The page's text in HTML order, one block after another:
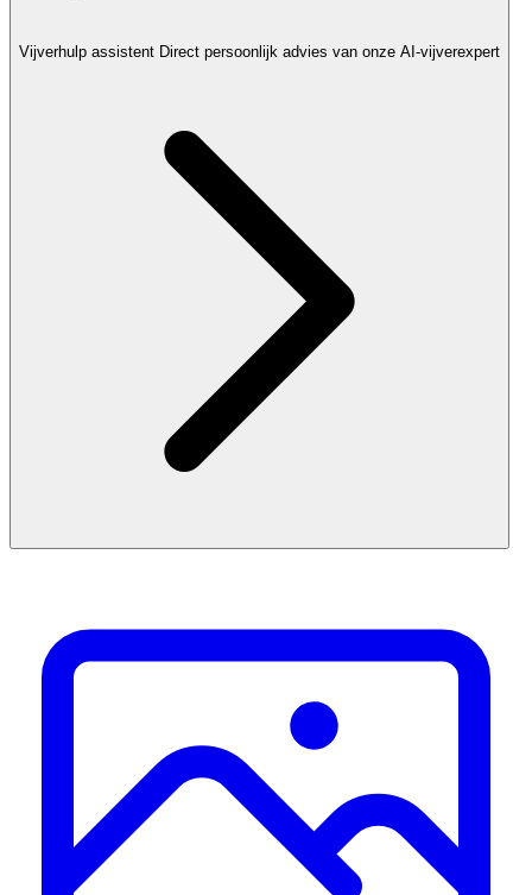
Vijverhulp assistent Direct persoonlijk advies van onze AI-vijverexpert